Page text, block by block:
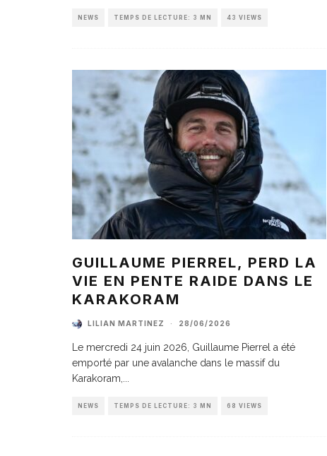
NEWS TEMPS DE LECTURE: 3 MN 43 VIEWS
GUILLAUME PIERREL, PERD LA
VIE EN PENTE RAIDE DANS LE
KARAKORAM
LILIAN MARTINEZ · 28/06/2026
Le mercredi 24 juin 2026, Guillaume Pierrel a été
emporté par une avalanche dans le massif du
Karakoram,
NEWS TEMPS DE LECTURE: 3 MN 68 VIEWS